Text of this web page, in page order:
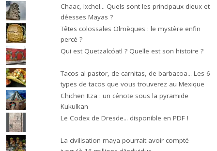
Chaac, Ixchel... Quels sont les principaux dieux et
déesses Mayas ?
Têtes colossales Olmèques : le mystère enfin
percé ?
Qui est Quetzalcóatl ? Quelle est son histoire ?
Tacos al pastor, de carnitas, de barbacoa... Les 6
types de tacos que vous trouverez au Mexique
Chichen Itza : un cénote sous la pyramide
Kukulkan
Le Codex de Dresde... disponible en PDF !
La civilisation maya pourrait avoir compté